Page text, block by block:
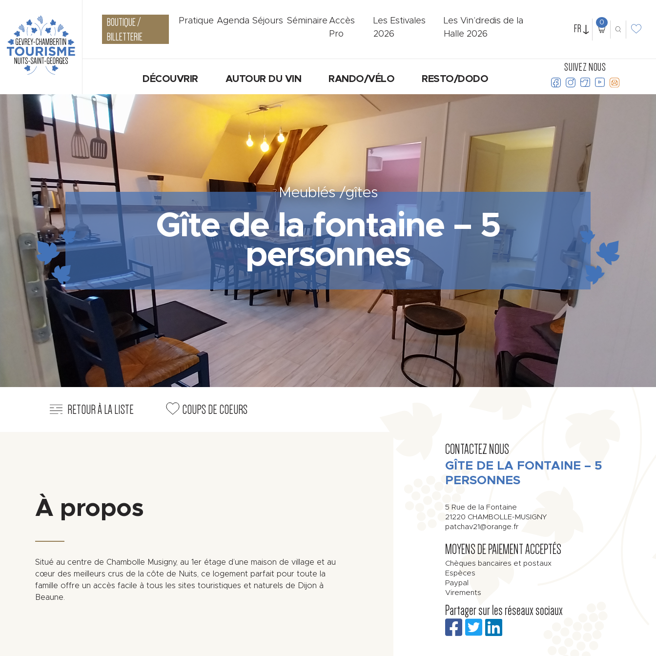
BOUTIQUE /
BILLETTERIE
Pratique Agenda Séjours Séminaire Accès
Pro
Les Estivales
2026
Les Vin’dredis de la
Halle 2026
FR 0
DÉCOUVRIR AUTOUR DU VIN RANDO/VÉLO RESTO/DODO
SUIVEZ NOUS
Meublés /gîtes
Gîte de la fontaine – 5
personnes
RETOUR À LA LISTE COUPS DE COEURS
À propos
Situé au centre de Chambolle Musigny, au 1er étage d’une maison de village et au
cœur des meilleurs crus de la côte de Nuits, ce logement parfait pour toute la
famille offre un accès facile à tous les sites touristiques et naturels de Dijon à
Beaune.
CONTACTEZ NOUS
GÎTE DE LA FONTAINE – 5
PERSONNES
5 Rue de la Fontaine
21220 CHAMBOLLE-MUSIGNY
patchav21@orange.fr
MOYENS DE PAIEMENT ACCEPTÉS
Chèques bancaires et postaux
Espèces
Paypal
Virements
Partager sur les réseaux sociaux